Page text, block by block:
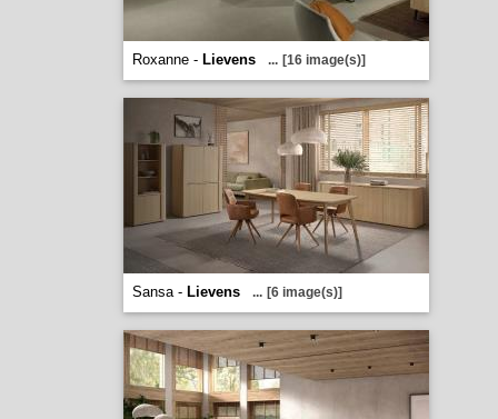
Roxanne - Lievens ... [16 image(s)]
Sansa - Lievens ... [6 image(s)]